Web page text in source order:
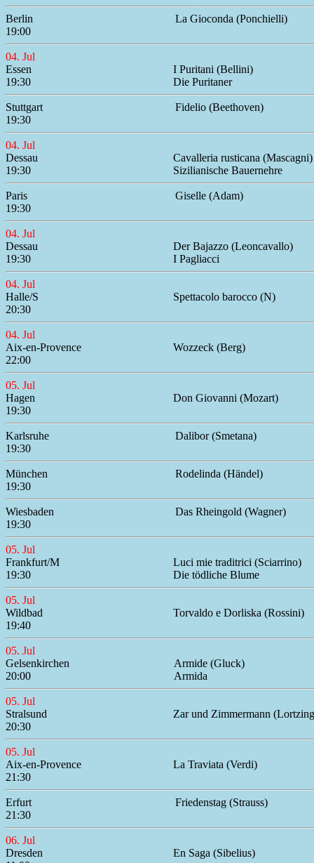
Berlin
La Gioconda (Ponchielli)
19:00
04. Jul
Essen
I Puritani (Bellini)
19:30
Die Puritaner
Stuttgart
Fidelio (Beethoven)
19:30
04. Jul
Dessau
Cavalleria rusticana (Mascagni)
19:30
Sizilianische Bauernehre
Paris
Giselle (Adam)
19:30
04. Jul
Dessau
Der Bajazzo (Leoncavallo)
19:30
I Pagliacci
04. Jul
Halle/S
Spettacolo barocco (N)
20:30
04. Jul
Aix-en-Provence
Wozzeck (Berg)
22:00
05. Jul
Hagen
Don Giovanni (Mozart)
19:30
Karlsruhe
Dalibor (Smetana)
19:30
München
Rodelinda (Händel)
19:30
Wiesbaden
Das Rheingold (Wagner)
19:30
05. Jul
Frankfurt/M
Luci mie traditrici (Sciarrino)
19:30
Die tödliche Blume
05. Jul
Wildbad
Torvaldo e Dorliska (Rossini)
19:40
05. Jul
Gelsenkirchen
Armide (Gluck)
20:00
Armida
05. Jul
Stralsund
Zar und Zimmermann
20:30
05. Jul
Aix-en-Provence
La Traviata (Verdi)
21:30
Erfurt
Friedenstag (Strauss)
21:30
06. Jul
Dresden
En Saga (Sibelius)